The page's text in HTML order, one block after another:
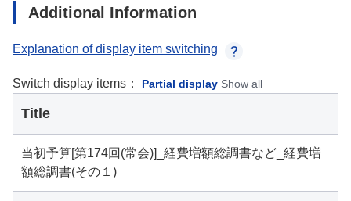
Additional Information
Explanation of display item switching
Switch display items： Partial display Show all
Title
当初予算[第174回(常会)]_経費増額総調書など_経費増
額総調書(その１)